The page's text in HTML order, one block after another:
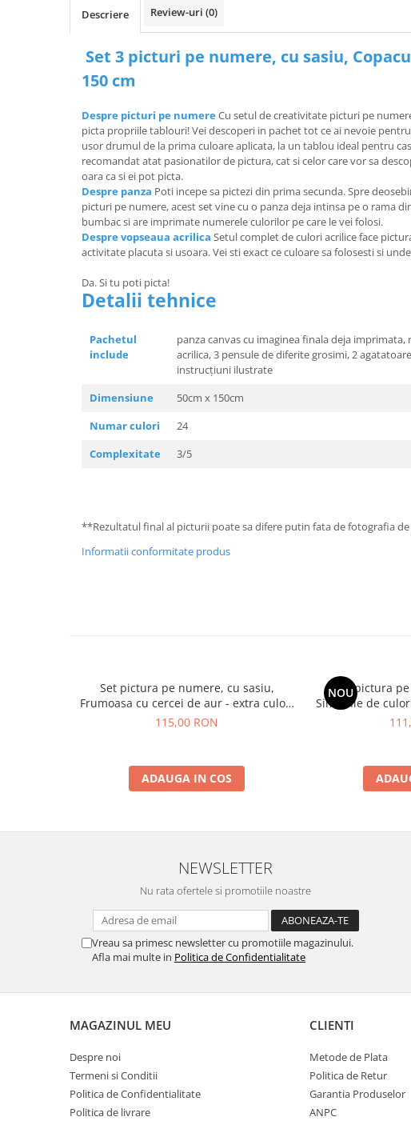
Descriere Review-uri (0)
Set 3 picturi pe numere, cu sasiu,
150 cm
Despre picturi pe numereCu setul de creativitate picturi pe
picta propriile tablouri! Vei descoperi in pachet tot ce ai nevoie
usor drumul de la prima culoare aplicata, la un tablou ideal pentru
recomandat atat pasionatilor de pictura, cat si celor care vor sa
oara ca si ei pot picta.
Despre panza Poti incepe sa pictezi din prima secunda. Spre
picturi pe numere, acest set vine cu o panza deja intinsa pe o rama
bumbac si are imprimate numerele culorilor pe care le vei folosi.
Despre vopseaua acrilica Setul complet de culori acrilice face
activitate placuta si usoara. Vei sti exact ce culoare sa folosesti si
Da. Si tu poti picta!
Detalii tehnice
Pachetul
include
panza canvas cu imaginea finala deja imprimata,
acrilica, 3 pensule de diferite grosimi, 2
instrucțiuni ilustrate
Dimensiune
50cm x 150cm
Numar culori
24
Complexitate
3/5
**Rezultatul final al picturii poate sa difere putin fata de fotografia
Informatii conformitate produs
Set pictura pe numere, cu sasiu,
Frumoasa cu cercei de aur - extra culori
metalizate, 40x50 cm
115,00 RON
ADAUGA IN COS
NOU
Set pictura
Simfonie de
NEWSLETTER
Nu rata ofertele si promotiile noastre
Vreau sa primesc newsletter cu promotiile magazinului.
Afla mai multe in Politica de Confidentialitate
MAGAZINUL MEU
Despre noi
Termeni si Conditii
Politica de Confidentialitate
Politica de livrare
CLIENTI
Metode de Plata
Politica de Retur
Garantia Produselor
ANPC